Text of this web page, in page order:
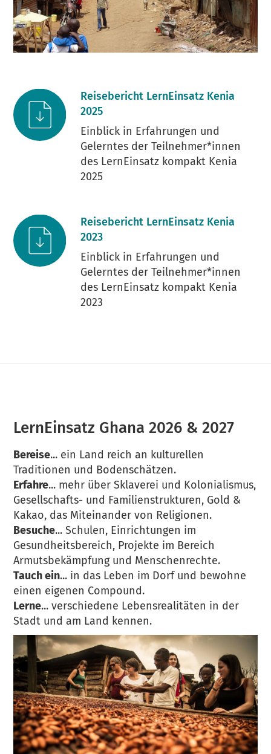
Reisebericht LernEinsatz Kenia
2025
Einblick in Erfahrungen und
Gelerntes der Teilnehmer*innen
des LernEinsatz kompakt Kenia
2025
Reisebericht LernEinsatz Kenia
2023
Einblick in Erfahrungen und
Gelerntes der Teilnehmer*innen
des LernEinsatz kompakt Kenia
2023
LernEinsatz Ghana 2026 & 2027
Bereise... ein Land reich an kulturellen
Traditionen und Bodenschätzen.
Erfahre... mehr über Sklaverei und Kolonialismus,
Gesellschafts- und Familienstrukturen, Gold &
Kakao, das Miteinander von Religionen.
Besuche... Schulen, Einrichtungen im
Gesundheitsbereich, Projekte im Bereich
Armutsbekämpfung und Menschenrechte.
Tauch ein... in das Leben im Dorf und bewohne
einen eigenen Compound.
Lerne... verschiedene Lebensrealitäten in der
Stadt und am Land kennen.